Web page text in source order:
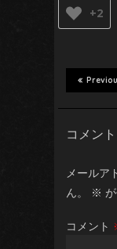
+2
コメン
メールア
ん。
※
コメント